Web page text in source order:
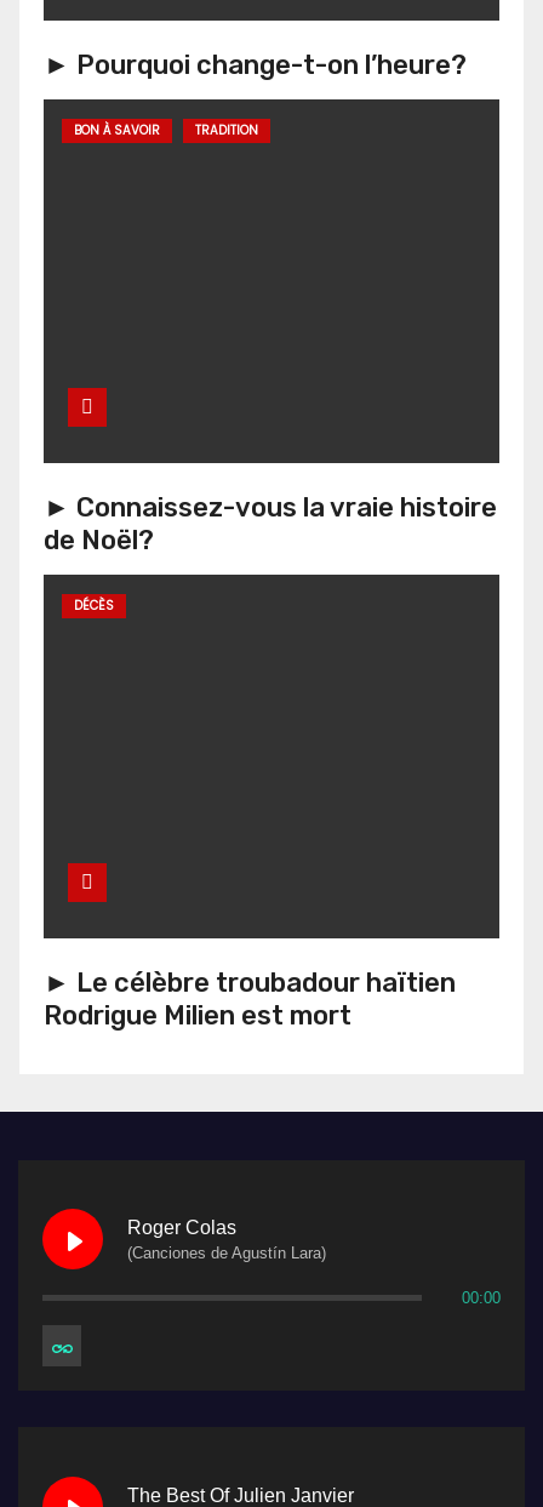
► Pourquoi change-t-on l’heure?
BON À SAVOIR TRADITION
► Connaissez-vous la vraie histoire
de Noël?
DÉCÈS
► Le célèbre troubadour haïtien
Rodrigue Milien est mort
Roger Colas
(Canciones de Agustín Lara)
00:00
The Best Of Julien Janvier